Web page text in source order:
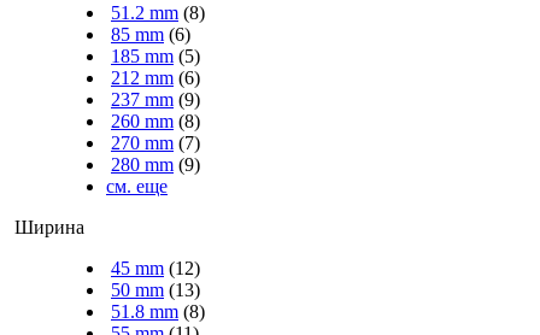
51.2 mm (8)
85 mm (6)
185 mm (5)
212 mm (6)
237 mm (9)
260 mm (8)
270 mm (7)
280 mm (9)
см. еще
Ширина
45 mm (12)
50 mm (13)
51.8 mm (8)